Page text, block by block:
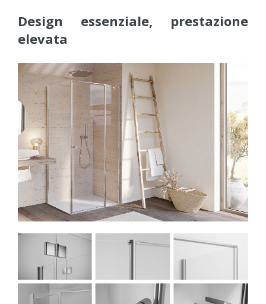
Design essenziale, prestazione
elevata